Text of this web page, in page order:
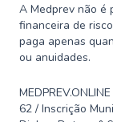
A Medprev não é
financeira de
paga apenas
ou anuidades.
62 / Inscrição